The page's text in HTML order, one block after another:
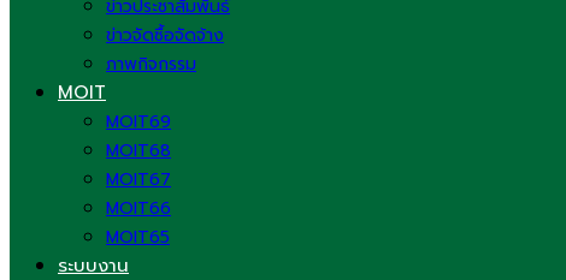
ข่าวประชาสัมพันธ์
ข่าวจัดซื้อจัดจ้าง
ภาพกิจกรรม
MOIT
MOIT69
MOIT68
MOIT67
MOIT66
MOIT65
ระบบงาน